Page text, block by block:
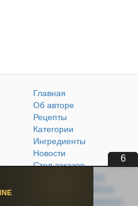
5
Главная
Об авторе
Рецепты
Категории
Ингредиенты
Новости
Стол заказов
Кулинарная книга
Политика обработки
персональных данных